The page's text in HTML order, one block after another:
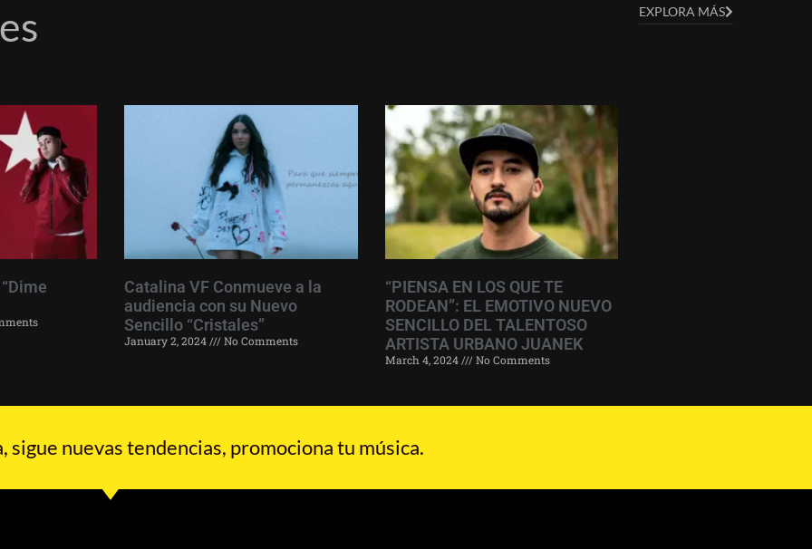
EXPLORA MÁS
Catalina VF Conmueve a la
audiencia con su Nuevo
Sencillo “Cristales”
January 2, 2024 No Comments
“PIENSA EN LOS QUE TE
RODEAN”: EL EMOTIVO NUEVO
SENCILLO DEL TALENTOSO
ARTISTA URBANO JUANEK
March 4, 2024 No Comments
sigue nuevas tendencias, promociona tu música.